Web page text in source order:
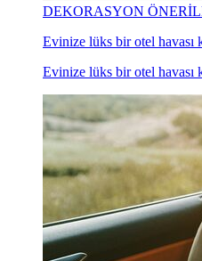
DEKORASYON
Evinize lüks bir otel havası
Evinize lüks bir otel havası